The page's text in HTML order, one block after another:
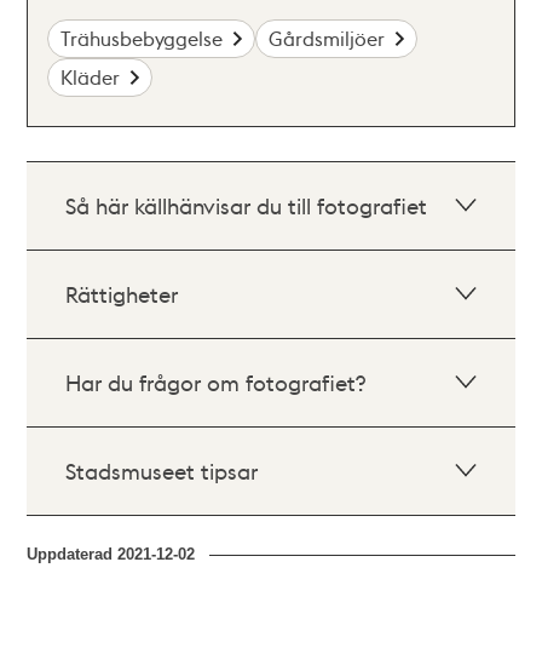
Trähusbebyggelse
Gårdsmiljöer
Kläder
Så här källhänvisar du till fotografiet
Rättigheter
Har du frågor om fotografiet?
Stadsmuseet tipsar
Uppdaterad2021-12-02